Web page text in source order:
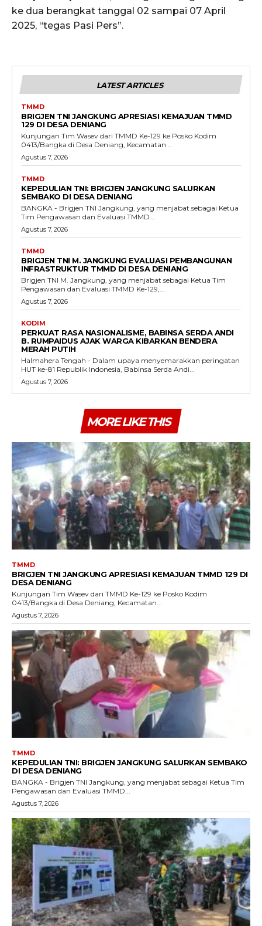
ke dua berangkat tanggal 02 sampai 07 April
2025, “tegas Pasi Pers”.
LATEST ARTICLES
TMMD
BRIGJEN TNI JANGKUNG APRESIASI KEMAJUAN TMMD
129 DI DESA DENIANG
Kunjungan Tim Wasev dari TMMD Ke-129 ke Posko Kodim
0413/Bangka di Desa Deniang, Kecamatan...
Agustus 7, 2026
TMMD
KEPEDULIAN TNI: BRIGJEN JANGKUNG SALURKAN
SEMBAKO DI DESA DENIANG
BANGKA - Brigjen TNI Jangkung, yang menjabat sebagai Ketua
Tim Pengawasan dan Evaluasi TMMD...
Agustus 7, 2026
TMMD
BRIGJEN TNI M. JANGKUNG EVALUASI PEMBANGUNAN
INFRASTRUKTUR TMMD DI DESA DENIANG
Brigjen TNI M. Jangkung, yang menjabat sebagai Ketua Tim
Pengawasan dan Evaluasi TMMD Ke-129,...
Agustus 7, 2026
KODIM
PERKUAT RASA NASIONALISME, BABINSA SERDA ANDI
B. RUMPAIDUS AJAK WARGA KIBARKAN BENDERA
MERAH PUTIH
Halmahera Tengah - Dalam upaya menyemarakkan peringatan
HUT ke-81 Republik Indonesia, Babinsa Serda Andi...
Agustus 7, 2026
MORE LIKE THIS
TMMD
BRIGJEN TNI JANGKUNG APRESIASI KEMAJUAN TMMD 129 DI
DESA DENIANG
Kunjungan Tim Wasev dari TMMD Ke-129 ke Posko Kodim
0413/Bangka di Desa Deniang, Kecamatan...
Agustus 7, 2026
TMMD
KEPEDULIAN TNI: BRIGJEN JANGKUNG SALURKAN SEMBAKO
DI DESA DENIANG
BANGKA - Brigjen TNI Jangkung, yang menjabat sebagai Ketua Tim
Pengawasan dan Evaluasi TMMD...
Agustus 7, 2026